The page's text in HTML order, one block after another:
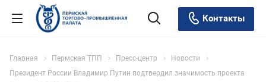
Контакты
Главная Пермская ТПП Пресс-центр
Новости
Президент России Владимир Путин подтвердил значимость проекта